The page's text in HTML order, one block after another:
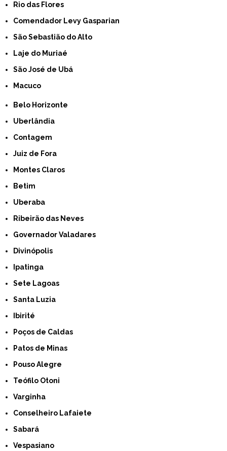
Rio das Flores
Comendador Levy Gasparian
São Sebastião do Alto
Laje do Muriaé
São José de Ubá
Macuco
Belo Horizonte
Uberlândia
Contagem
Juiz de Fora
Montes Claros
Betim
Uberaba
Ribeirão das Neves
Governador Valadares
Divinópolis
Ipatinga
Sete Lagoas
Santa Luzia
Ibirité
Poços de Caldas
Patos de Minas
Pouso Alegre
Teófilo Otoni
Varginha
Conselheiro Lafaiete
Sabará
Vespasiano